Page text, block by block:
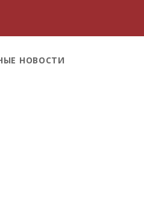
НОВОСТИ